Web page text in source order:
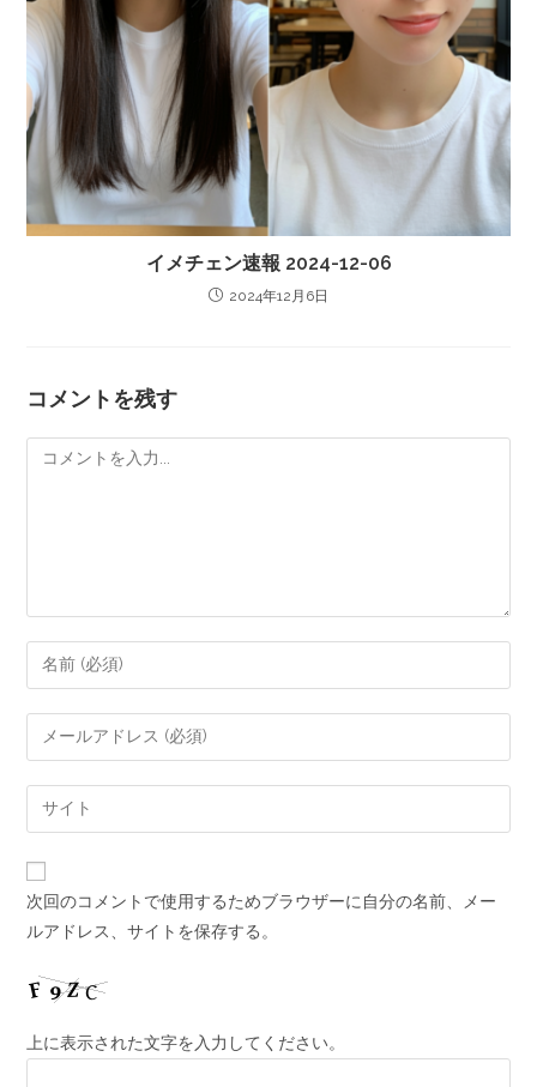
イメチェン速報 2024-12-06
2024年12月6日
コメントを残す
次回のコメントで使用するためブラウザーに自分の名前、メー
ルアドレス、サイトを保存する。
上に表示された文字を入力してください。